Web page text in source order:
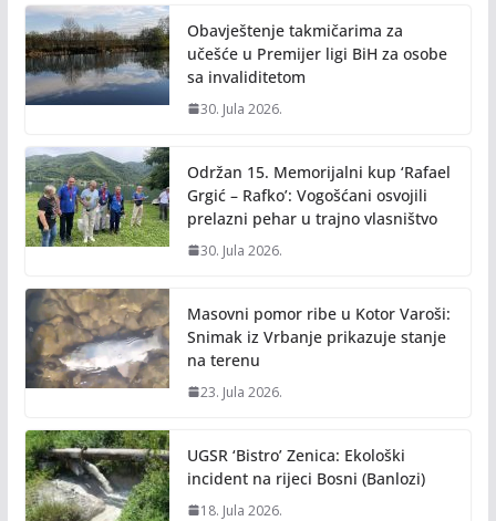
o
k
n
k
Obavještenje takmičarima za
učešće u Premijer ligi BiH za osobe
sa invaliditetom
30. Jula 2026.
Održan 15. Memorijalni kup ‘Rafael
Grgić – Rafko’: Vogošćani osvojili
prelazni pehar u trajno vlasništvo
30. Jula 2026.
Masovni pomor ribe u Kotor Varoši:
Snimak iz Vrbanje prikazuje stanje
na terenu
23. Jula 2026.
UGSR ‘Bistro’ Zenica: Ekološki
incident na rijeci Bosni (Banlozi)
18. Jula 2026.